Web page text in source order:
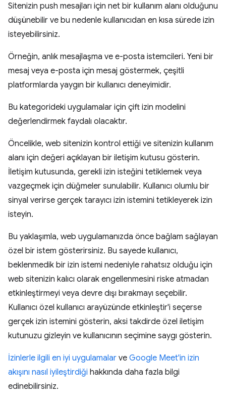
Sitenizin push mesajları için net bir kullanım alanı olduğunu
düşünebilir ve bu nedenle kullanıcıdan en kısa sürede izin
isteyebilirsiniz.
Örneğin, anlık mesajlaşma ve e-posta istemcileri. Yeni bir
mesaj veya e-posta için mesaj göstermek, çeşitli
platformlarda yaygın bir kullanıcı deneyimidir.
Bu kategorideki uygulamalar için çift izin modelini
değerlendirmek faydalı olacaktır.
Öncelikle, web sitenizin kontrol ettiği ve sitenizin kullanım
alanı için değeri açıklayan bir iletişim kutusu gösterin.
İletişim kutusunda, gerekli izin isteğini tetiklemek veya
vazgeçmek için düğmeler sunulabilir. Kullanıcı olumlu bir
sinyal verirse gerçek tarayıcı izin istemini tetikleyerek izin
isteyin.
Bu yaklaşımla, web uygulamanızda önce bağlam sağlayan
özel bir istem gösterirsiniz. Bu sayede kullanıcı,
beklenmedik bir izin istemi nedeniyle rahatsız olduğu için
web sitenizin kalıcı olarak engellenmesini riske atmadan
etkinleştirmeyi veya devre dışı bırakmayı seçebilir.
Kullanıcı özel kullanıcı arayüzünde etkinleştir'i seçerse
gerçek izin istemini gösterin, aksi takdirde özel iletişim
kutunuzu gizleyin ve kullanıcının seçimine saygı gösterin.
İzinlerle ilgili en iyi uygulamalar ve Google Meet'in izin
akışını nasıl iyileştirdiği hakkında daha fazla bilgi
edinebilirsiniz.